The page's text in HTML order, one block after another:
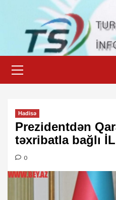
content
Menu
Hadisə
Prezidentdən
təxribatla bağlı
0